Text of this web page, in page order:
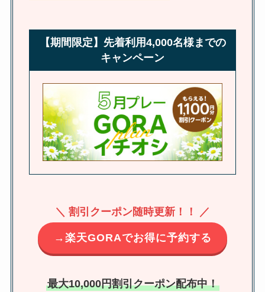
【期間限定】先着利用4,000名様までの
キャンペーン
＼ 割引クーポン随時更新！！ ／
→楽天GORAでお得に予約する
最大10,000円割引クーポン配布中！